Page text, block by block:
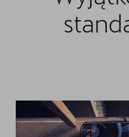
Akcesoria CUPRA
CUPRA Approved - Samochody